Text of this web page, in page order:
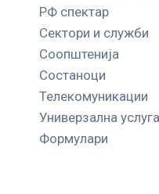
РФ спектар
Сектори и служби
Соопштенија
Состаноци
Телекомуникации
Универзална услуга
Формулари